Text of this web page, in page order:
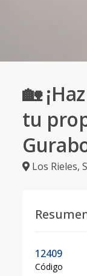
🏡
tu
Los Rieles,
12409
Código